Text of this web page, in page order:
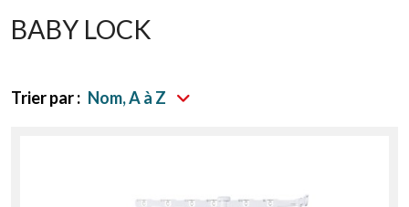
BABY LOCK
Trier par : Nom, A à Z